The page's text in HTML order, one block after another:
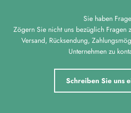
Sie haben
Zögern Sie nicht uns bezüglich Fragen
Versand, Rücksendung,
Unternehmen zu
Schreiben Sie uns